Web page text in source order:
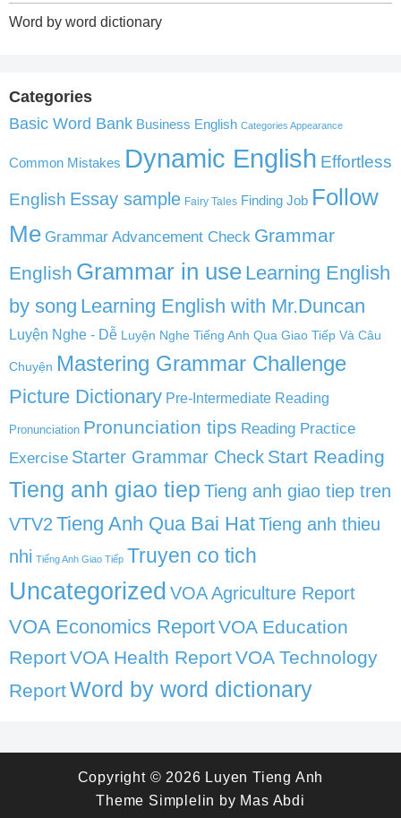
Word by word dictionary
Categories
Basic Word Bank Business English Categories Appearance
Common Mistakes Dynamic English Effortless
English Essay sample Fairy Tales Finding Job Follow
Me Grammar Advancement Check Grammar
English Grammar in use Learning English
by song Learning English with Mr.Duncan
Luyện Nghe - Dễ Luyện Nghe Tiếng Anh Qua Giao Tiếp Và Câu
Chuyện Mastering Grammar Challenge
Picture Dictionary Pre-Intermediate Reading
Pronunciation Pronunciation tips Reading Practice
Exercise Starter Grammar Check Start Reading
Tieng anh giao tiep Tieng anh giao tiep tren
VTV2 Tieng Anh Qua Bai HatTieng anh thieu
nhi Tiếng Anh Giao Tiếp Truyen co tich
Uncategorized VOA Agriculture Report
VOA Economics ReportVOA Education
ReportVOA Health ReportVOA Technology
ReportWord by word dictionary
Copyright © 2026 Luyen Tieng Anh
Theme Simplelin by Mas Abdi